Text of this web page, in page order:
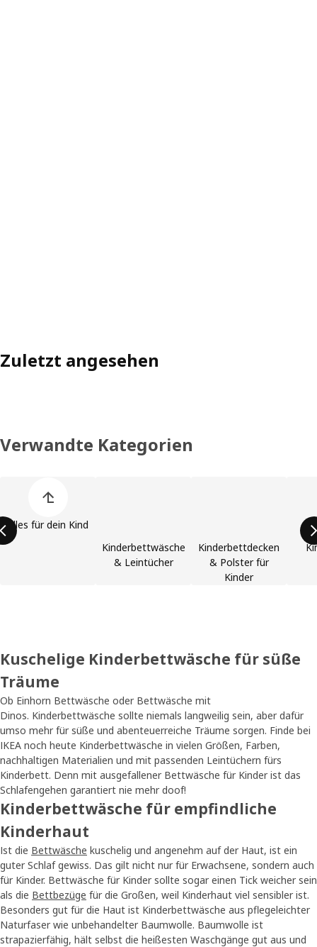
Zuletzt angesehen
Verwandte Kategorien
Alles für dein Kind
Kinderbettwäsche
& Leintücher
Kinderbettdecken
& Polster für
Kinder
Kuschelige Kinderbettwäsche für süße
Träume
Ob Einhorn Bettwäsche oder Bettwäsche mit
Dinos. Kinderbettwäsche sollte niemals langweilig sein, aber dafür
umso mehr für süße und abenteuerreiche Träume sorgen. Finde bei
IKEA noch heute Kinderbettwäsche in vielen Größen, Farben,
nachhaltigen Materialien und mit passenden Leintüchern fürs
Kinderbett. Denn mit ausgefallener Bettwäsche für Kinder ist das
Schlafengehen garantiert nie mehr doof!
Kinderbettwäsche für empfindliche
Kinderhaut
Ist die Bettwäsche kuschelig und angenehm auf der Haut, ist ein
guter Schlaf gewiss. Das gilt nicht nur für Erwachsene, sondern auch
für Kinder. Bettwäsche für Kinder sollte sogar einen Tick weicher sein
als die Bettbezüge für die Großen, weil Kinderhaut viel sensibler ist.
Besonders gut für die Haut ist Kinderbettwäsche aus pflegeleichter
Naturfaser wie unbehandelter Baumwolle. Baumwolle ist
strapazierfähig, hält selbst die heißesten Waschgänge gut aus und